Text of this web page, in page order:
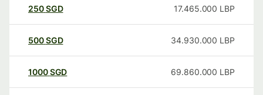
250SGD 17.465.000 LBP
500SGD 34.930.000 LBP
1000SGD 69.860.000 LBP